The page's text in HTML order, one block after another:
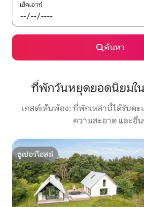
เช็คเอาท์
ค้นหา
ที่พักวันหยุดยอดนิยมใ
เกสต์เห็นพ้อง: ที่พักเหล่านี้ได้รับค
ความสะอาด และอื่
ซูเปอร์โฮสต์
ซูเปอร์โฮสต์